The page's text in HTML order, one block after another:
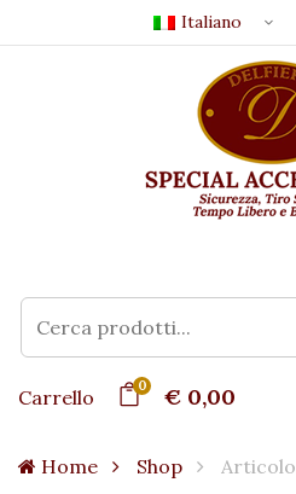
Italiano
Carrello 0 € 0,00
Home Shop Articolo